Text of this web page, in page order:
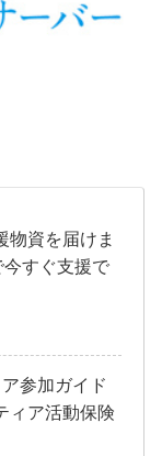
物資を届けま
すぐ支援で
参加ガイド
ィア活動保険